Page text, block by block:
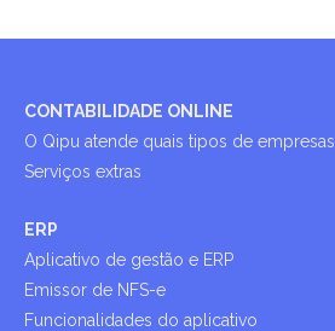
CONTABILIDADE ONLINE
O Qipu atende quais tipos de empresas
Serviços extras
ERP
Aplicativo de gestão e ERP
Emissor de NFS-e
Funcionalidades do aplicativo